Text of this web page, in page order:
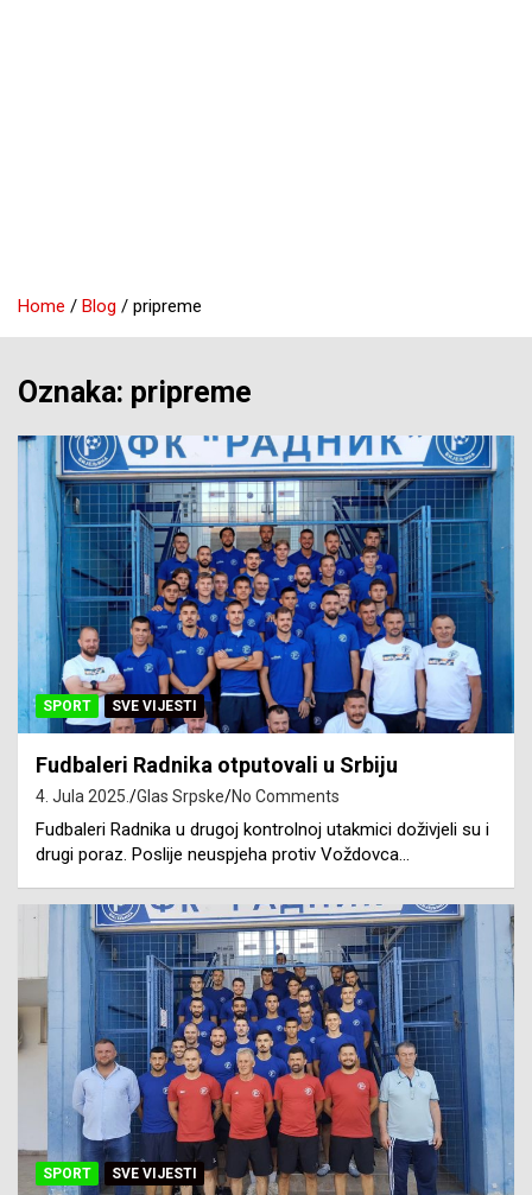
Home Blog pripreme
Oznaka: pripreme
SPORT SVE VIJESTI
Fudbaleri Radnika otputovali u Srbiju
4. Jula 2025. Glas Srpske No Comments
Fudbaleri Radnika u drugoj kontrolnoj utakmici doživjeli su i
drugi poraz. Poslije neuspjeha protiv Voždovca…
SPORT SVE VIJESTI